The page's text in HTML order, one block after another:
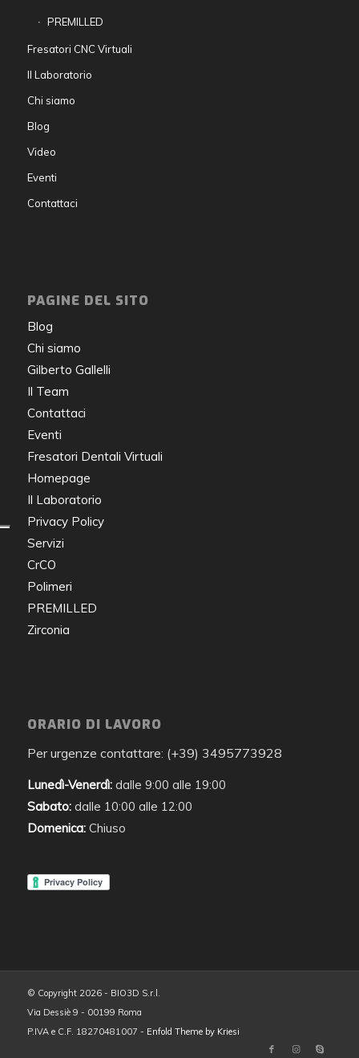
PREMILLED
Fresatori CNC Virtuali
Il Laboratorio
Chi siamo
Blog
Video
Eventi
Contattaci
PAGINE DEL SITO
Blog
Chi siamo
Gilberto Gallelli
Il Team
Contattaci
Eventi
Fresatori Dentali Virtuali
Homepage
Il Laboratorio
Privacy Policy
Servizi
CrCO
Polimeri
PREMILLED
Zirconia
ORARIO DI LAVORO
Per urgenze contattare: (+39) 3495773928
Lunedì-Venerdì: dalle 9:00 alle 19:00
Sabato: dalle 10:00 alle 12:00
Domenica: Chiuso
© Copyright 2026 - BIO3D S.r.l.
Via Dessiè 9 - 00199 Roma
P.IVA e C.F. 18270481007 - Enfold Theme by Kriesi